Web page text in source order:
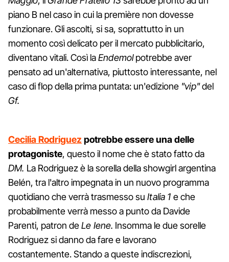
piano B nel caso in cui la première non dovesse
funzionare. Gli ascolti, si sa, soprattutto in un
momento così delicato per il mercato pubblicitario,
diventano vitali. Così laEndemolpotrebbe aver
pensato ad un'alternativa, piuttosto interessante, nel
caso di flop della prima puntata: un'edizione "vip"del
Gf.
Cecilia Rodriguez potrebbe essere una delle
protagoniste, questo il nome che è stato fatto da
DM. La Rodriguez è la sorella della showgirl argentina
Belén, tra l'altro impegnata in un nuovo programma
quotidiano che verrà trasmesso su Italia 1 e che
probabilmente verrà messo a punto da Davide
Parenti, patron deLe Iene. Insomma le due sorelle
Rodriguez si danno da fare e lavorano
costantemente. Stando a queste indiscrezioni,